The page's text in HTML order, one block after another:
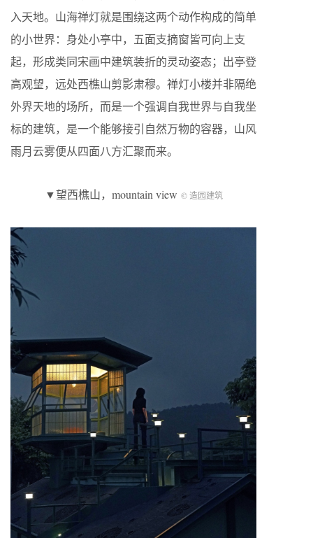
入天地。山海禅灯就是围绕这两个动作构成的简单
的小世界：身处小亭中，五面支摘窗皆可向上支
起，形成类同宋画中建筑装折的灵动姿态；出亭登
高观望，远处西樵山剪影肃穆。禅灯小楼并非隔绝
外界天地的场所，而是一个强调自我世界与自我坐
标的建筑，是一个能够接引自然万物的容器，山风
雨月云雾便从四面八方汇聚而来。
▼望西樵山，mountain view © 造园建筑